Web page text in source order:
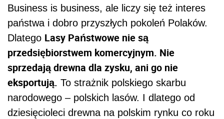
Business is business, ale liczy się też interes
państwa i dobro przyszłych pokoleń Polaków.
Dlatego Lasy Państwowe nie są
przedsiębiorstwem komercyjnym. Nie
sprzedają drewna dla zysku, ani go nie
eksportują. To strażnik polskiego skarbu
narodowego – polskich lasów. I dlatego od
dziesięcioleci drewna na polskim rynku co roku